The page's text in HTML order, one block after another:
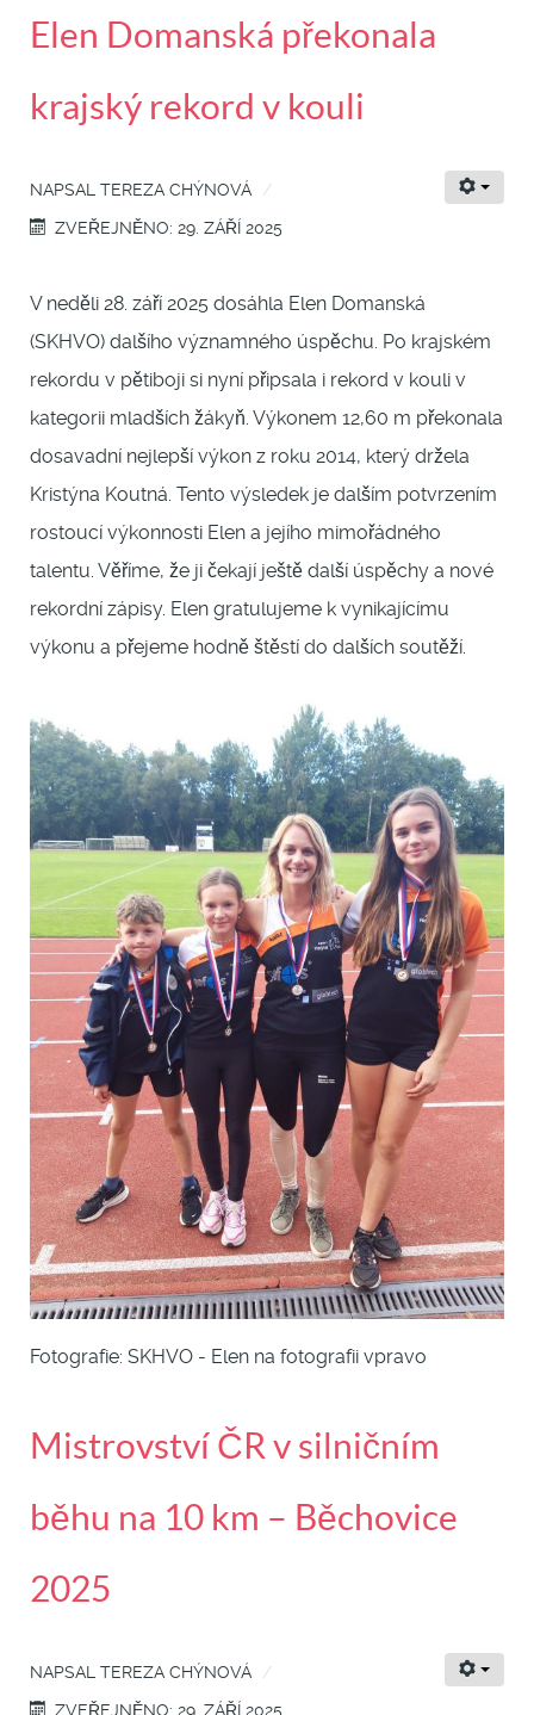
Elen Domanská překonala
krajský rekord v kouli
NAPSAL TEREZA CHÝNOVÁ
ZVEŘEJNĚNO: 29. ZÁŘÍ 2025
V neděli 28. září 2025 dosáhla Elen Domanská
(SKHVO) dalšího významného úspěchu. Po krajském
rekordu v pětiboji si nyní připsala i rekord v kouli v
kategorii mladších žákyň. Výkonem 12,60 m překonala
dosavadní nejlepší výkon z roku 2014, který držela
Kristýna Koutná. Tento výsledek je dalším potvrzením
rostoucí výkonnosti Elen a jejího mimořádného
talentu. Věříme, že ji čekají ještě další úspěchy a nové
rekordní zápisy. Elen gratulujeme k vynikajícímu
výkonu a přejeme hodně štěstí do dalších soutěží.
Fotografie: SKHVO - Elen na fotografii vpravo
Mistrovství ČR v silničním
běhu na 10 km – Běchovice
2025
NAPSAL TEREZA CHÝNOVÁ
ZVEŘEJNĚNO: 29. ZÁŘÍ 2025